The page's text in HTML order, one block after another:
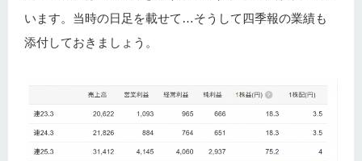
います。当時の日足を載せて…そうして四季報の業績も
添付しておきましょう。